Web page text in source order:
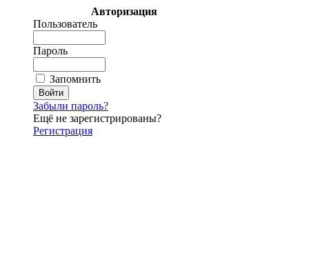
Авторизация
Пользователь
Пароль
Запомнить
Забыли пароль?
Ещё не зарегистрированы?
Регистрация